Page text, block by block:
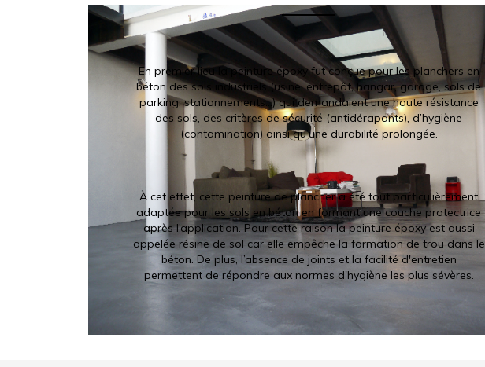
En premier lieu la peinture époxy fut conçue pour les planchers en
béton des sols industriels (usine, entrepôt, hangar, garage, sols de
parking, stationnements…) qui demandaient une haute résistance
des sols, des critères de sécurité (antidérapants), d’hygiène
(contamination) ainsi qu’une durabilité prolongée.
À cet effet, cette peinture de plancher a été tout particulièrement
adaptée pour les sols en béton en formant une couche protectrice
après l’application. Pour cette raison la peinture époxy est aussi
appelée résine de sol car elle empêche la formation de trou dans le
béton. De plus, l’absence de joints et la facilité d'entretien
permettent de répondre aux normes d'hygiène les plus sévères.